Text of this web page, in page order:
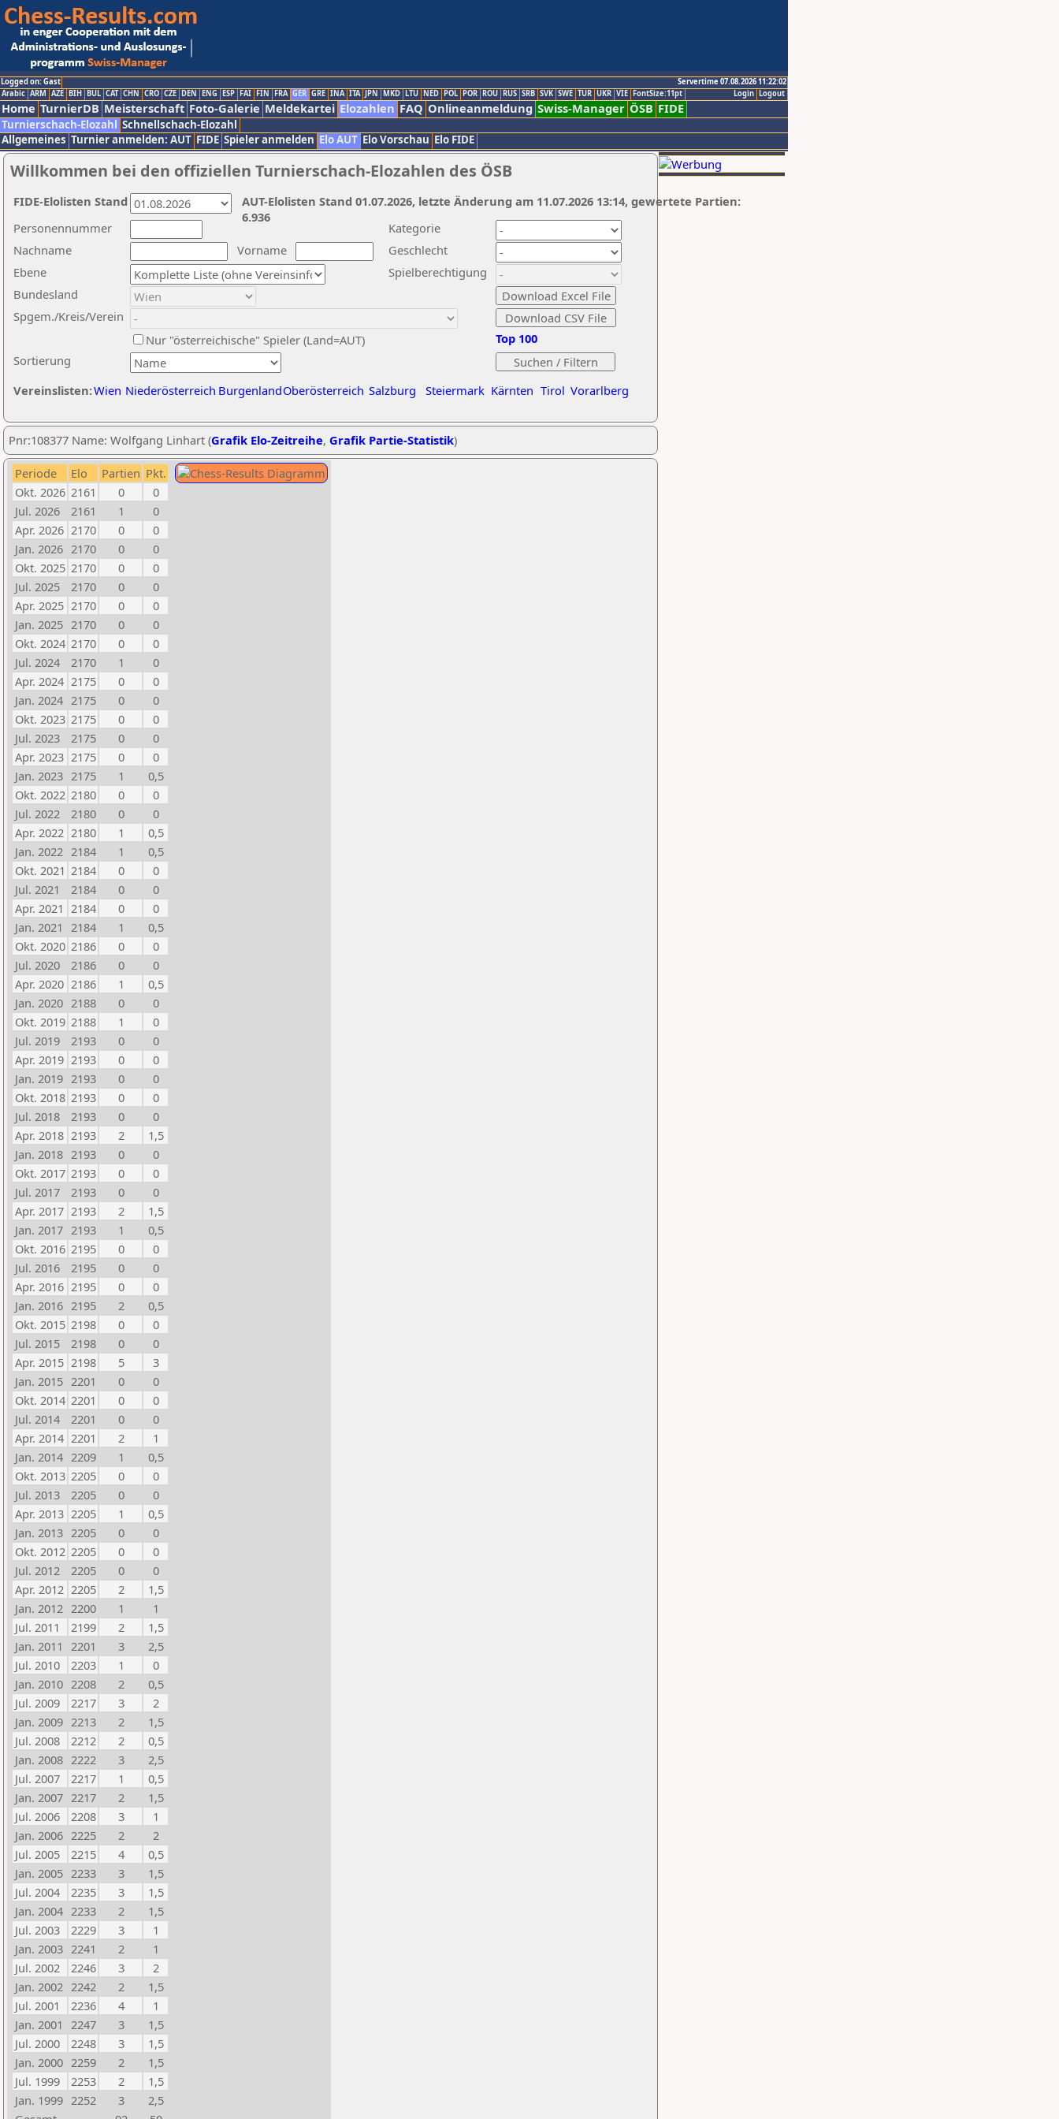
Logged on: Gast
Servertime 07.08.2026 11:22:02
Logout
Login
Arabic ARM AZE BIH BUL CAT CHN CRO CZE DEN ENG ESP FAI FIN FRA GER GRE INA ITA JPN MKD LTU NED POL POR ROU RUS SRB SVK SWE TUR UKR VIE FontSize:11pt
Home TurnierDB Meisterschaft Foto-Galerie Meldekartei Elozahlen FAQ Onlineanmeldung Swiss-Manager ÖSB FIDE
Turnierschach-Elozahl Schnellschach-Elozahl
Allgemeines Turnier anmelden: AUT FIDE Spieler anmelden Elo AUT Elo Vorschau Elo FIDE
Willkommen bei den offiziellen Turnierschach-Elozahlen des ÖSB
Nachname
Vorname
Ebene
Kategorie
Sortierung
Personennummer
Bundesland
Spgem./Kreis/Verein
Geschlecht
Nur "österreichische" Spieler (Land=AUT)
Spielberechtigung
Vereinslisten:Wien Niederösterreich BurgenlandOberösterreich Salzburg Steiermark Kärnten Tirol Vorarlberg
Top 100
AUT-Elolisten Stand 01.07.2026, letzte Änderung am 11.07.2026 13:14, gewertete Partien:
6.936
FIDE-Elolisten Stand
Pnr:108377 Name: Wolfgang Linhart (Grafik Elo-Zeitreihe, Grafik Partie-Statistik)
Periode Elo Partien Pkt.
Okt. 2026 2161 0
0
Jul. 2026
2161 1
0
Apr. 2026 2170 0
0
Jan. 2026 2170 0
0
Okt. 2025 2170 0
0
Jul. 2025
2170 0
0
Apr. 2025 2170 0
0
Jan. 2025 2170 0
0
Okt. 2024 2170 0
0
Jul. 2024
2170 1
0
Apr. 2024 2175 0
0
Jan. 2024 2175 0
0
Okt. 2023 2175 0
0
Jul. 2023
2175 0
0
Apr. 2023 2175 0
0
Jan. 2023 2175 1
0,5
Okt. 2022 2180 0
0
Jul. 2022
2180 0
0
Apr. 2022 2180 1
0,5
Jan. 2022 2184 1
0,5
Okt. 2021 2184 0
0
Jul. 2021
2184 0
0
Apr. 2021 2184 0
0
Jan. 2021 2184 1
0,5
Okt. 2020 2186 0
0
Jul. 2020
2186 0
0
Apr. 2020 2186 1
0,5
Jan. 2020 2188 0
0
Okt. 2019 2188 1
0
Jul. 2019
2193 0
0
Apr. 2019 2193 0
0
Jan. 2019 2193 0
0
Okt. 2018 2193 0
0
Jul. 2018
2193 0
0
Apr. 2018 2193 2
1,5
Jan. 2018 2193 0
0
Okt. 2017 2193 0
0
Jul. 2017
2193 0
0
Apr. 2017 2193 2
1,5
Jan. 2017 2193 1
0,5
Okt. 2016 2195 0
0
Jul. 2016
2195 0
0
Apr. 2016 2195 0
0
Jan. 2016 2195 2
0,5
Okt. 2015 2198 0
0
Jul. 2015
2198 0
0
Apr. 2015 2198 5
3
Jan. 2015 2201 0
0
Okt. 2014 2201 0
0
Jul. 2014
2201 0
0
Apr. 2014 2201 2
1
Jan. 2014 2209 1
0,5
Okt. 2013 2205 0
0
Jul. 2013
2205 0
0
Apr. 2013 2205 1
0,5
Jan. 2013 2205 0
0
Okt. 2012 2205 0
0
Jul. 2012
2205 0
0
Apr. 2012 2205 2
1,5
Jan. 2012 2200 1
1
Jul. 2011
2199 2
1,5
Jan. 2011 2201 3
2,5
Jul. 2010
2203 1
0
Jan. 2010 2208 2
0,5
Jul. 2009
2217 3
2
Jan. 2009 2213 2
1,5
Jul. 2008
2212 2
0,5
Jan. 2008 2222 3
2,5
Jul. 2007
2217 1
0,5
Jan. 2007 2217 2
1,5
Jul. 2006
2208 3
1
Jan. 2006 2225 2
2
Jul. 2005
2215 4
0,5
Jan. 2005 2233 3
1,5
Jul. 2004
2235 3
1,5
Jan. 2004 2233 2
1,5
Jul. 2003
2229 3
1
Jan. 2003 2241 2
1
Jul. 2002
2246 3
2
Jan. 2002 2242 2
1,5
Jul. 2001
2236 4
1
Jan. 2001 2247 3
1,5
Jul. 2000
2248 3
1,5
Jan. 2000 2259 2
1,5
Jul. 1999
2253 2
1,5
Jan. 1999 2252 3
2,5